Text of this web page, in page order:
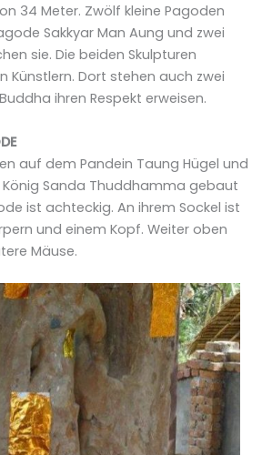
34 Meter. Zwölf kleine Pagoden
Sakkyar Man Aung und zwei
sie. Die beiden Skulpturen
Künstlern. Dort stehen auch zwei
ihren Respekt erweisen.
auf dem Pandein Taung Hügel und
König Sanda Thuddhamma gebaut
ist achteckig. An ihrem Sockel ist
und einem Kopf. Weiter oben
Mäuse.